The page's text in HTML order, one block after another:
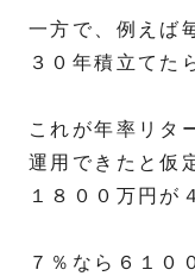
一方で、例えば
３０年積立てた
これが年率リタ
運用できたと仮
１８００万円が
７％なら６１０